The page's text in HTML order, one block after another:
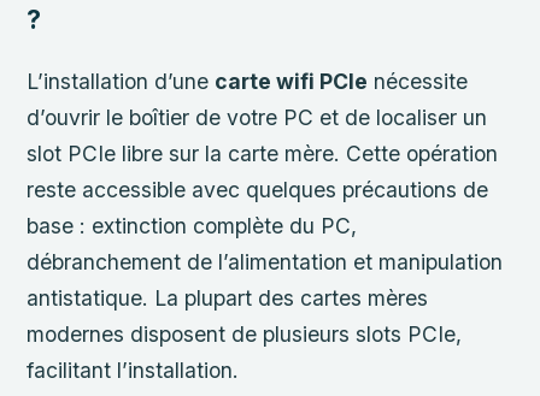
?
L’installation d’une carte wifi PCIe nécessite
d’ouvrir le boîtier de votre PC et de localiser un
slot PCIe libre sur la carte mère. Cette opération
reste accessible avec quelques précautions de
base : extinction complète du PC,
débranchement de l’alimentation et manipulation
antistatique. La plupart des cartes mères
modernes disposent de plusieurs slots PCIe,
facilitant l’installation.